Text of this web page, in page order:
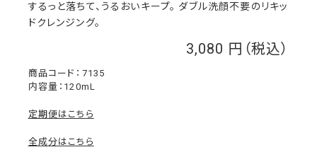
3,080
7135
するっと落ちて、うるおいキープ。 ダブル洗顔不要のリキッ
ドクレンジング。
内容量：120mL
定期便はこちら
全成分はこちら